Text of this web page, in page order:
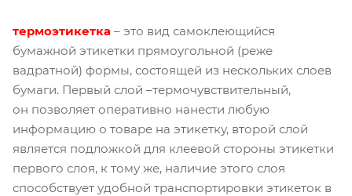
термоэтикетка – это вид самоклеющийся
бумажной этикетки прямоугольной (реже
вадратной) формы, состоящей из нескольких слоев
бумаги. Первый слой –термочувствительный,
он позволяет оперативно нанести любую
информацию о товаре на этикетку, второй слой
является подложкой для клеевой стороны этикетки
первого слоя, к тому же, наличие этого слоя
способствует удобной транспортировки этикеток в